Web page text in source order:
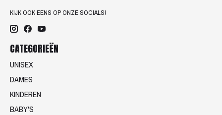
KIJK OOK EENS OP ONZE SOCIALS!
CATEGORIEËN
UNISEX
DAMES
KINDEREN
BABY'S